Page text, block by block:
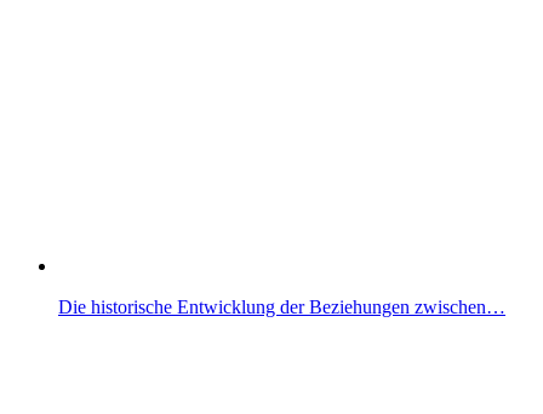
Die historische Entwicklung der Beziehungen zwischen…